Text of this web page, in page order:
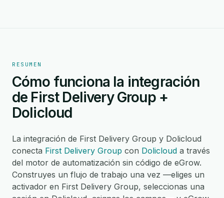
RESUMEN
Cómo funciona la integración
de First Delivery Group +
Dolicloud
La integración de First Delivery Group y Dolicloud
conecta First Delivery Group con Dolicloud a través
del motor de automatización sin código de eGrow.
Construyes un flujo de trabajo una vez —eliges un
activador en First Delivery Group, seleccionas una